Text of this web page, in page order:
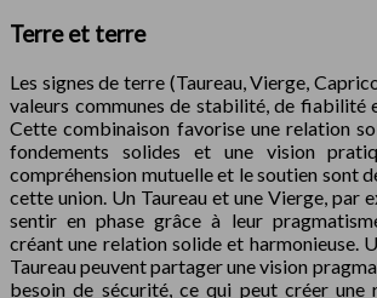
Terre et terre
Les signes de terre (Taureau, Vierge,
valeurs communes de stabilité, de fiabilité
Cette combinaison favorise une relation
fondements solides et une vision
compréhension mutuelle et le soutien sont
cette union. Un Taureau et une Vierge, par
sentir en phase grâce à leur
créant une relation solide et harmonieuse.
Taureau peuvent partager une vision
besoin de sécurité, ce qui peut créer une